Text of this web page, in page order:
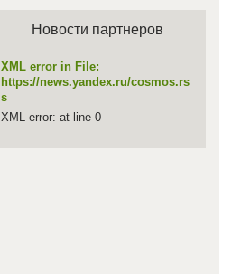
Новости партнеров
XML error in File:
https://news.yandex.ru/cosmos.rs
s
XML error: at line 0